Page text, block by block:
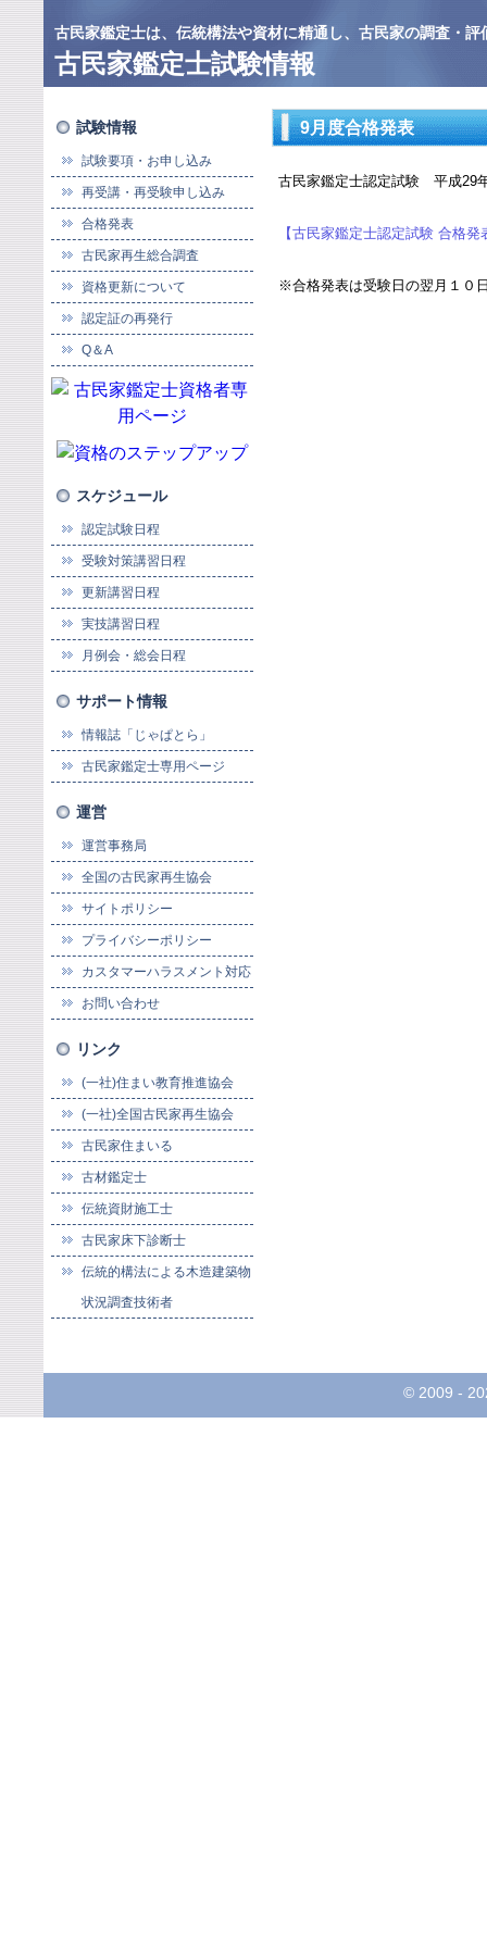
古民家鑑定士は、伝統構法や資材に精通し、古民家の調査・
古民家鑑定士試験情報
試験情報
試験要項・お申し込み
再受講・再受験申し込み
合格発表
古民家再生総合調査
資格更新について
認定証の再発行
Q＆A
スケジュール
認定試験日程
受験対策講習日程
更新講習日程
実技講習日程
月例会・総会日程
サポート情報
情報誌「じゃぱとら」
古民家鑑定士専用ページ
運営
運営事務局
全国の古民家再生協会
サイトポリシー
プライバシーポリシー
カスタマーハラスメント対応
お問い合わせ
リンク
(一社)住まい教育推進協会
(一社)全国古民家再生協会
古民家住まいる
古材鑑定士
伝統資財施工士
古民家床下診断士
伝統的構法による木造建築物
状況調査技術者
9月度合格発表
古民家鑑定士認定試験 平成29
【古民家鑑定士認定試験 合格発
※合格発表は受験日の翌月１０
© 2009 -